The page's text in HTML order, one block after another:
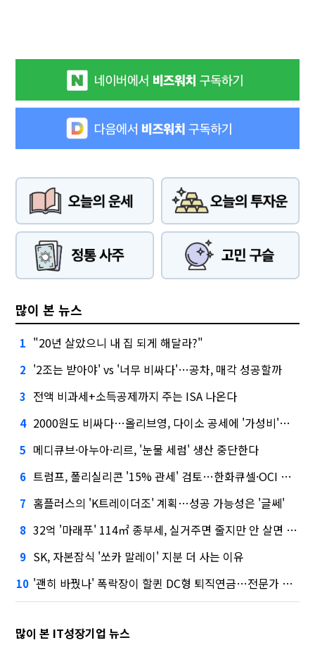
많이 본 뉴스
1 "20년 살았으니 내 집 되게 해달라?"
2 '2조는 받아야' vs '너무 비싸다'…공차, 매각 성공할까
3 전액 비과세+소득공제까지 주는 ISA 나온다
4 2000원도 비싸다…올리브영, 다이소 공세에 '가성비'로 맞불
5 메디큐브·아누아·리르, '눈물 세럼' 생산 중단한다
6 트럼프, 폴리실리콘 '15% 관세' 검토…한화큐셀·OCI 영향은?
7 홈플러스의 'K트레이더조' 계획…성공 가능성은 '글쎄'
8 32억 '마래푸' 114㎡ 종부세, 실거주면 줄지만 안 살면 2.5배
9 SK, 자본잠식 '쏘카 말레이' 지분 더 사는 이유
10 '괜히 바꿨나' 폭락장이 할퀸 DC형 퇴직연금…전문가 조언은
많이 본 IT성장기업 뉴스